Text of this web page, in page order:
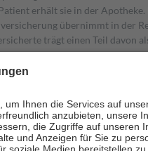
erhält sie in der Apotheke.
übernimmt in der
trägt einen Teil davon
Mitglieder Zuzahlungen in Höhe
Es sind jedoch nie mehr als die
zu entrichten.
grundsätzlich auch für Online-
Krankenpflege beträgt